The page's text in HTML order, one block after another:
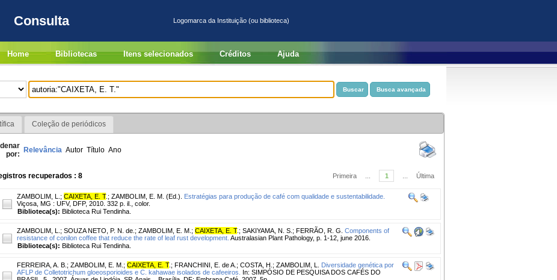
Consulta Logomarca da Instituição (ou biblioteca)
Home Bibliotecas Itens selecionados Créditos Ajuda
Coleção de periódicos
por: Relevância Autor Título Ano
recuperados : 8 Primeira 1 Última
ZAMBOLIM, L. ; CAIXETA, E. T. ; ZAMBOLIM, E. M. (Ed.).
Estratégias para produção de café com qualidade e sustentabilidade.
Viçosa, MG : UFV, DFP, 2010. 332 p. il., color.
Biblioteca(s): Biblioteca Rui Tendinha.
ZAMBOLIM, L. ; SOUZA NETO, P. N. de. ; ZAMBOLIM, E. M. ; CAIXETA, E. T. ; SAKIYAMA, N. S. ; FERRÃO, R. G. Components of
resistance of conilon coffee that reduce the rate of leaf rust development. Australasian Plant Pathology, p. 1-12, june 2016.
Biblioteca(s): Biblioteca Rui Tendinha.
FERREIRA, A. B. ; ZAMBOLIM, E. M. ; CAIXETA, E. T. ; FRANCHINI, E. de A. ; COSTA, H. ; ZAMBOLIM, L.
Diversidade genética por
AFLP de Colletotrichum gloeosporioides e C. kahawae isolados de cafeeiros.
In: SIMPÓSIO DE PESQUISA DOS CAFÉS DO